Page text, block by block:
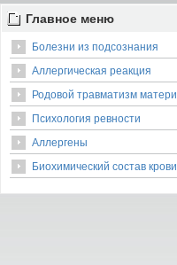
Главное меню
Болезни из подсознания
Аллергическая реакция
Родовой травматизм матери
Психология ревности
Аллергены
Биохимический состав крови